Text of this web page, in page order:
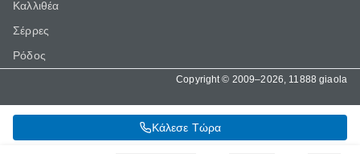
Κάλεσε Τώρα
Καλλιθέα
Σέρρες
Ρόδος
Copyright © 2009–2026, 11888 giaola